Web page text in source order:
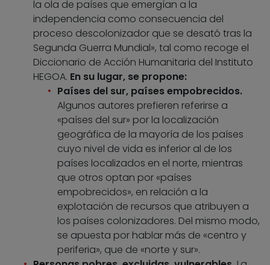
la ola de países que emergían a la
independencia como consecuencia del
proceso descolonizador que se desató tras la
Segunda Guerra Mundial», tal como recoge el
Diccionario de Acción Humanitaria del Instituto
HEGOA. En su lugar, se propone:
Países del sur, países empobrecidos.
Algunos autores prefieren referirse a
«países del sur» por la localización
geográfica de la mayoría de los países
cuyo nivel de vida es inferior al de los
países localizados en el norte, mientras
que otros optan por «países
empobrecidos», en relación a la
explotación de recursos que atribuyen a
los países colonizadores. Del mismo modo,
se apuesta por hablar más de «centro y
periferia», que de «norte y sur».